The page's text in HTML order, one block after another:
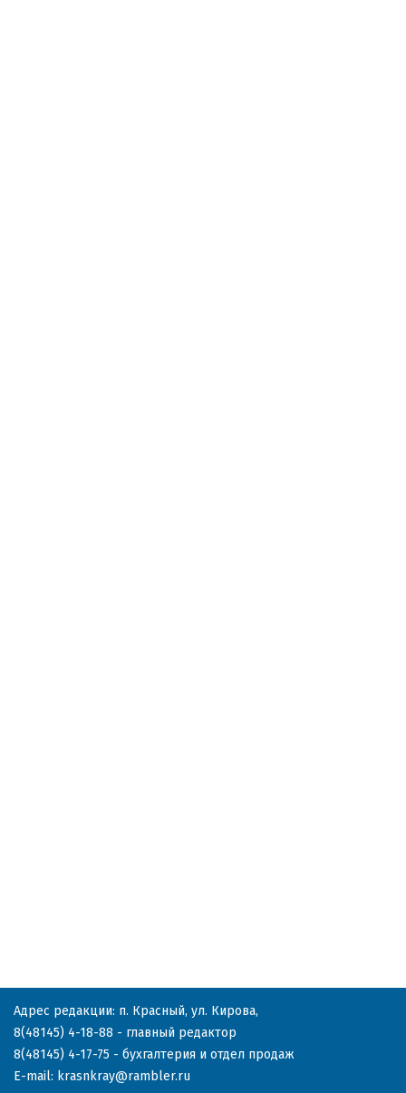
Адрес редакции: п. Красный, ул. Кирова,
8(48145) 4-18-88 - главный редактор
8(48145) 4-17-75 - бухгалтерия и отдел продаж
E-mail: krasnkray@rambler.ru